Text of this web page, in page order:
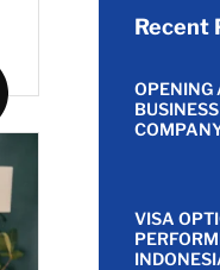
Recent
OPENING
VISA